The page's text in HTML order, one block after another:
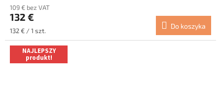
produktu
wynosi
5.0
na
5
gwiazdek.
109 € bez VAT
132 €
Cena
jednostkowa:
132 € / 1 szt.
Do koszyka
NAJLEPSZY
produkt!